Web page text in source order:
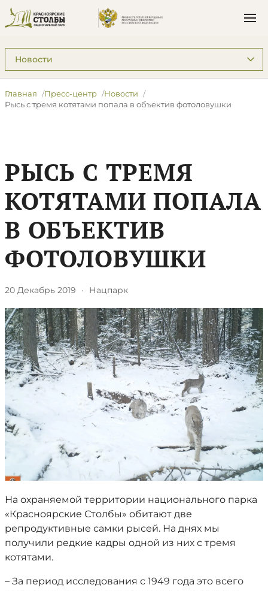
Подразделы: Пресс-центр
Главная Пресс-центр
Новости
​Рысь с тремя котятами попала в объектив фотоловушки
​РЫСЬ С ТРЕМЯ
КОТЯТАМИ ПОПАЛА
В ОБЪЕКТИВ
ФОТОЛОВУШКИ
20 Декабрь 2019 · Нацпарк
На охраняемой территории национального парка
«Красноярские Столбы» обитают две
репродуктивные самки рысей. На днях мы
получили редкие кадры одной из них с тремя
котятами.
– За период исследования с 1949 года это всего